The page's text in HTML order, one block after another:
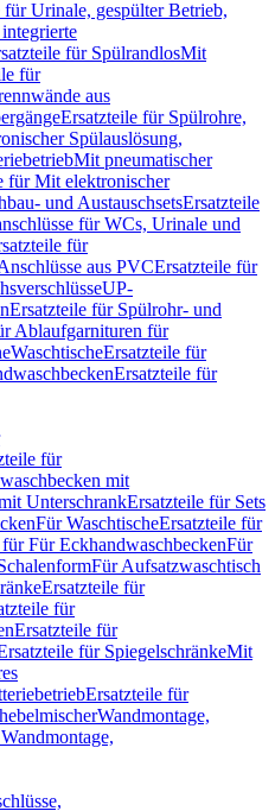
für Urinale, gespülter Betrieb,
für SpülrandlosMit
für
aus
Ersatzteile für Spülrohre,
Spülauslösung,
Mit pneumatischer
für Mit elektronischer
und AustauschsetsErsatzteile
für WCs, Urinale und
für
aus PVCErsatzteile für
UP-
Ersatzteile für Spülrohr- und
Ablaufgarnituren für
WaschtischeErsatzteile für
Ersatzteile für
für
mit
UnterschrankErsatzteile für Sets
Für WaschtischeErsatzteile für
Für EckhandwaschbeckenFür
Für Aufsatzwaschtisch
Ersatzteile für
für
Ersatzteile für
für SpiegelschränkeMit
Ersatzteile für
Wandmontage,